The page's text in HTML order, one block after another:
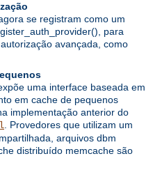
se registram como um
para
avançada, como
uma interface baseada em
em cache de pequenos
implementação anterior do
. Provedores que utilizam um
arquivos dbm
distribuído memcache são